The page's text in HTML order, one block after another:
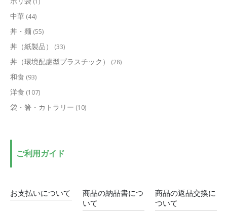
中華 (44)
丼・麺 (55)
丼（紙製品） (33)
丼（環境配慮型プラスチック） (28)
和食 (93)
洋食 (107)
袋・箸・カトラリー (10)
ご利用ガイド
お支払いについて
商品の納品書につ
いて
商品の返品交換に
ついて